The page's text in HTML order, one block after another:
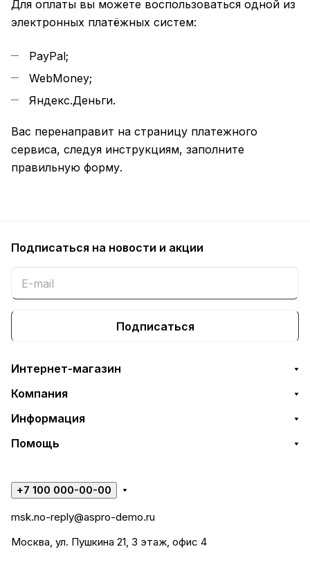
Для оплаты вы можете воспользоваться одной из
электронных платёжных систем:
PayPal;
WebMoney;
Яндекс.Деньги.
Вас перенаправит на страницу платежного
сервиса, следуя инструкциям, заполните
правильную форму.
Подписаться на новости и акции
Подписаться
Интернет-магазин
Компания
Информация
Помощь
+7 100 000-00-00
msk.no-reply@aspro-demo.ru
Москва, ул. Пушкина 21, 3 этаж, офис 4